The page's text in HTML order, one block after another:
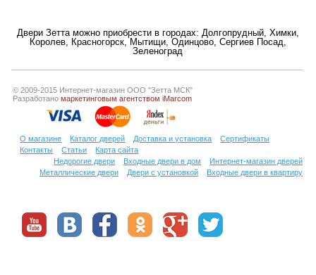
Двери Зетта можно приобрести в городах: Долгопрудный, Химки,
Королев, Красногорск, Мытищи, Одинцово, Сергиев Посад,
Зеленоград
© 2009-2015 Интернет-магазин ООО "Зетта МСК"
Разработаномаркетинговым агентством iMarcom
О магазине Каталог дверей Доставка и установка
Сертификаты
Контакты
Статьи
Карта сайта
Недорогие двери
Входные двери в дом
Интернет-магазин дверей
Металлические двери
Двери с установкой Входные двери в квартиру